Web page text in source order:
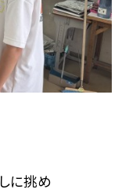
に挑め